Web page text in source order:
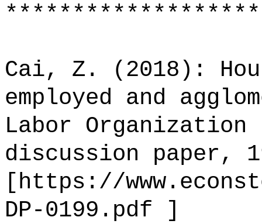
Cai, Z. (2018):
employed and
Labor Organization
discussion paper,
[https://
DP-0199.pdf ]